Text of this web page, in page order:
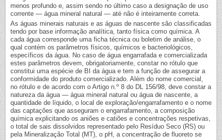
menos profundo e, assim sendo no último caso a designação de uso
corrente — água mineral natural — até não é inteiramente correta.
As águas minerais naturais e as águas de nascente são classificadas
tendo por base informação analítica, tanto física como química. A
cada água corresponde uma ficha técnica ou boletim de análise, o
qual contém os parâmetros físicos, químicos e bacteriológicos,
específicos da água. No caso de água engarrafada e comercializada
estes parâmetros devem, obrigatoriamente, constar no rótulo que
constitui uma espécie de BI da água e tem a função de assegurar a
conformidade do produto comercializado. Além do nome comercial,
no rótulo e de acordo com o Artigo n.º 8 do DL 156/98, deve constar a
natureza da água — água mineral natural ou água de nascente, a
quantidade de líquido, o local de exploração/engarrafamento e o nome
das captações que asseguram o engarrafamento, a composição
química explicitando os aniões e catiões e concentrações respetivas,
o total de sais dissolvidos representado pelo Resíduo Seco (RS) ou
pela Mineralização Total (MT), o pH, a concentração de fluoreto se